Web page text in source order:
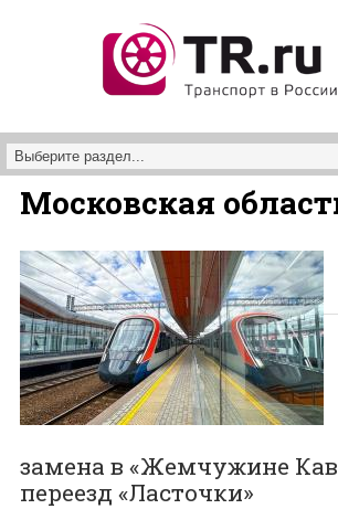
Московская
замена в «Жемчужине
переезд «Ласточки»